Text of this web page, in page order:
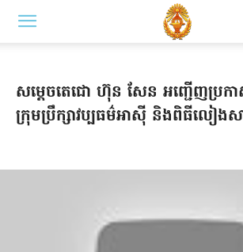
សម្តេចតេជោ ហ៊ុន សែន អញ្ជើញប្រកាស
ក្រុមប្រឹក្សាវប្បធម៌អាស៊ី និងពិធីលៀង